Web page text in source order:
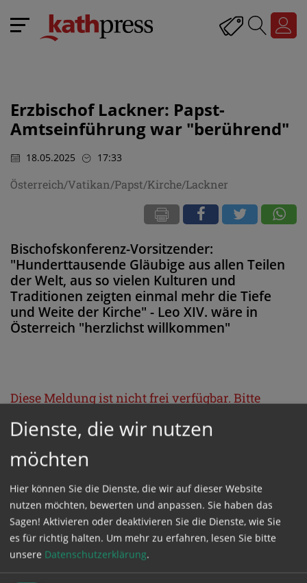
Erzbischof Lackner: Papst-
Amtseinführung war "berührend"
18.05.2025 17:33
Österreich/Vatikan/Papst/Kirche/Lackner
Bischofskonferenz-Vorsitzender:
"Hunderttausende Gläubige aus allen Teilen
der Welt, aus so vielen Kulturen und
Traditionen zeigten einmal mehr die Tiefe
und Weite der Kirche" - Leo XIV. wäre in
Österreich "herzlichst willkommen"
Diese Meldung ist nicht frei verfügbar. Bitte
loggen Sie sich ein, oder bestellen Sie das
ProduktKathpress_online.
GESCHÜTZTER BEREICH
Bitte melden Sie sich mit Ihrem Benutzernamen
und Passwort an.
Dienste, die wir nutzen
möchten
Hier können Sie die Dienste, die wir auf dieser Website
nutzen möchten, bewerten und anpassen. Sie haben das
Sagen! Aktivieren oder deaktivieren Sie die Dienste, wie Sie
es für richtig halten. Um mehr zu erfahren, lesen Sie bitte
unsere Datenschutzerklärung.